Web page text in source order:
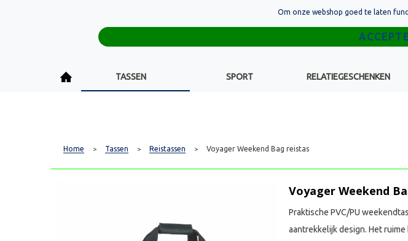
TASSEN SPORT RELATIEGESCHENKEN
Home > Tassen > Reistassen > Voyager Weekend Bag reistas
Voyager Weekend
Praktische PVC/PU
aantrekkelijk design. Het
Om onze webshop goed te laten